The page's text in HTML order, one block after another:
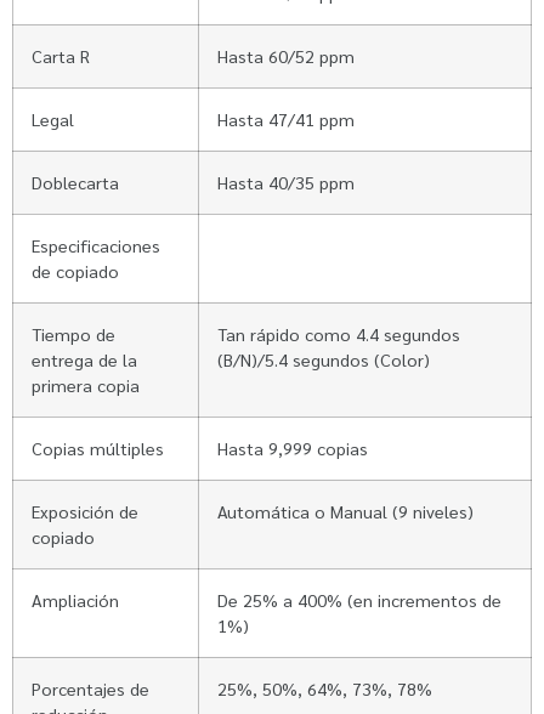
Carta R Hasta 60/52 ppm
Legal Hasta 47/41 ppm
Doblecarta Hasta 40/35 ppm
Especificaciones
de copiado
Tiempo de
entrega de la
primera copia
Tan rápido como 4.4 segundos
(B/N)/5.4 segundos (Color)
Copias múltiples Hasta 9,999 copias
Exposición de
copiado
Automática o Manual (9 niveles)
Ampliación
De 25% a 400% (en incrementos de
1%)
Porcentajes de
25%, 50%, 64%, 73%, 78%